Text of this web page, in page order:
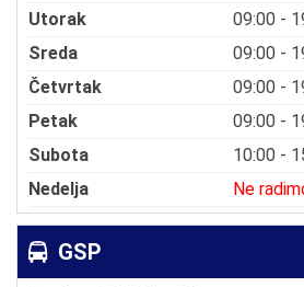
Utorak
09:00 -
Sreda
09:00 -
Četvrtak
09:00 -
Petak
09:00 -
Subota
10:00 -
Nedelja
Ne
GSP